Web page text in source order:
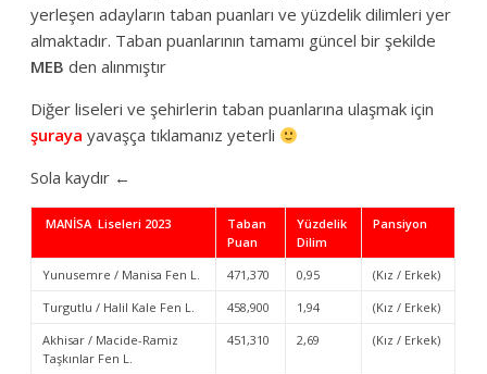
yerleşen adayların taban puanları ve yüzdelik dilimleri yer
almaktadır. Taban puanlarının tamamı güncel bir şekilde
MEBden alınmıştır
Diğer liseleri ve şehirlerin taban puanlarına ulaşmak için
şuraya yavaşça tıklamanız yeterli
Sola kaydır ←
MANİSA Liseleri 2023
Taban
Puan
Yüzdelik
Dilim
Pansiyon
Yunusemre / Manisa Fen L. 471,370 0,95
(Kız / Erkek)
Turgutlu / Halil Kale Fen L.
458,900 1,94
(Kız / Erkek)
Akhisar / Macide-Ramiz
Taşkınlar Fen L.
451,310 2,69 (Kız / Erkek)